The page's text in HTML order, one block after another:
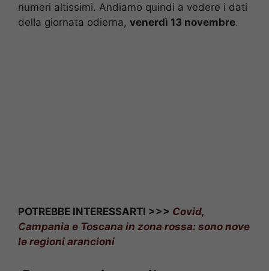
numeri altissimi. Andiamo quindi a vedere i dati
della giornata odierna, venerdì 13 novembre.
POTREBBE INTERESSARTI >>> Covid,
Campania e Toscana in zona rossa: sono nove
le regioni arancioni